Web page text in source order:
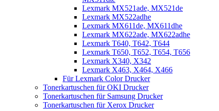
Lexmark MX521ade, MX521de
Lexmark MX522adhe
Lexmark MX611de, MX611dhe
Lexmark MX622ade, MX622adhe
Lexmark T640, T642, T644
Lexmark T650, T652, T654, T656
Lexmark X340, X342
Lexmark X463, X464, X466
Für Lexmark Color Drucker
Tonerkartuschen für OKI Drucker
Tonerkartuschen für Samsung Drucker
Tonerkartuschen für Xerox Drucker